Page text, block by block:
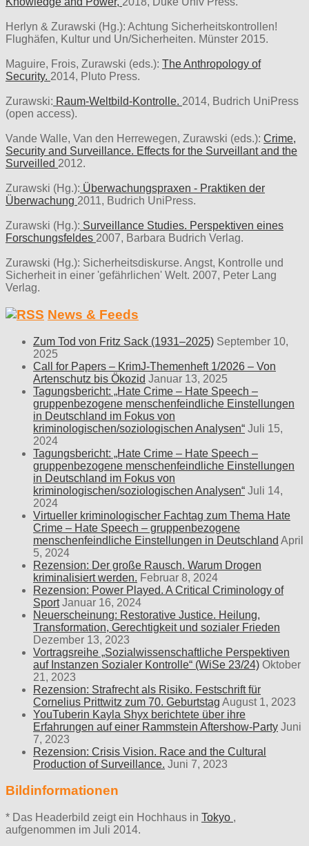
Herlyn & Zurawski (Hg.): Achtung Sicherheitskontrollen!
Flughäfen, Kultur und Un/Sicherheiten. Münster 2015.
Maguire, Frois, Zurawski (eds.): The Anthropology of
Security. 2014, Pluto Press.
Zurawski: Raum-Weltbild-Kontrolle. 2014, Budrich UniPress
(open access).
Vande Walle, Van den Herrewegen, Zurawski (eds.): Crime,
Security and Surveillance. Effects for the Surveillant and the
Surveilled 2012.
Zurawski (Hg.): Überwachungspraxen - Praktiken der
Überwachung 2011, Budrich UniPress.
Zurawski (Hg.): Surveillance Studies. Perspektiven eines
Forschungsfeldes 2007, Barbara Budrich Verlag.
Zurawski (Hg.): Sicherheitsdiskurse. Angst, Kontrolle und
Sicherheit in einer 'gefährlichen' Welt. 2007, Peter Lang
Verlag.
News & Feeds
Zum Tod von Fritz Sack (1931–2025) September 10,
2025
Call for Papers – KrimJ-Themenheft 1/2026 – Von
Artenschutz bis Ökozid Januar 13, 2025
Tagungsbericht: „Hate Crime – Hate Speech –
gruppenbezogene menschenfeindliche Einstellungen
in Deutschland im Fokus von
kriminologischen/soziologischen Analysen“ Juli 15,
2024
Tagungsbericht: „Hate Crime – Hate Speech –
gruppenbezogene menschenfeindliche Einstellungen
in Deutschland im Fokus von
kriminologischen/soziologischen Analysen“ Juli 14,
2024
Virtueller kriminologischer Fachtag zum Thema Hate
Crime – Hate Speech – gruppenbezogene
menschenfeindliche Einstellungen in Deutschland April
5, 2024
Rezension: Der große Rausch. Warum Drogen
kriminalisiert werden. Februar 8, 2024
Rezension: Power Played. A Critical Criminology of
Sport Januar 16, 2024
Neuerscheinung: Restorative Justice. Heilung,
Transformation, Gerechtigkeit und sozialer Frieden
Dezember 13, 2023
Vortragsreihe „Sozialwissenschaftliche Perspektiven
auf Instanzen Sozialer Kontrolle“ (WiSe 23/24) Oktober
21, 2023
Rezension: Strafrecht als Risiko. Festschrift für
Cornelius Prittwitz zum 70. Geburtstag August 1, 2023
YouTuberin Kayla Shyx berichtete über ihre
Erfahrungen auf einer Rammstein Aftershow-Party Juni
7, 2023
Rezension: Crisis Vision. Race and the Cultural
Production of Surveillance. Juni 7, 2023
Bildinformationen
* Das Headerbild zeigt ein Hochhaus in Tokyo ,
aufgenommen im Juli 2014.